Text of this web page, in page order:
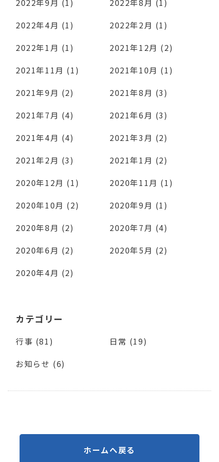
2022年4月 (1)
2022年2月 (1)
2022年1月 (1)
2021年12月 (2)
2021年11月 (1)
2021年10月 (1)
2021年9月 (2)
2021年8月 (3)
2021年7月 (4)
2021年6月 (3)
2021年4月 (4)
2021年3月 (2)
2021年2月 (3)
2021年1月 (2)
2020年12月 (1)
2020年11月 (1)
2020年10月 (2)
2020年9月 (1)
2020年8月 (2)
2020年7月 (4)
2020年6月 (2)
2020年5月 (2)
2020年4月 (2)
カテゴリー
行事 (81)
日常 (19)
お知らせ (6)
ホームへ戻る